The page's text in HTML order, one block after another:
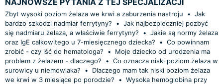
Zbyt wysoki poziom żelaza we krwi a zaburzenia nastroju • Jak
bardzo szkodzi nadmiar ferrytyny?
• Jak najbezpieczniej pozbyć
się nadmiaru żelaza, a właściwie ferrytyny?
• Jakie są normy żelaza
oraz IgE całkowitego u 7-miesięcznego dziecka?
• Co powinnam
zrobić - czy iść do hematologa?
•
Moje dziecko od urodzenia ma
problem z żelazem - dlaczego?
• Co oznacza niski poziom żelaza w
surowicy u niemowlaka?
•
Dlaczego mam tak niski poziom żelaza
we krwi w 3 miesiące po porodzie?
• Wysoka hemoglobina przy